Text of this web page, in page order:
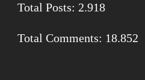
Total Posts: 2.918
Total Comments: 18.852